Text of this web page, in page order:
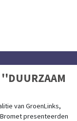
van GroenLinks,
Bromet presenteerden